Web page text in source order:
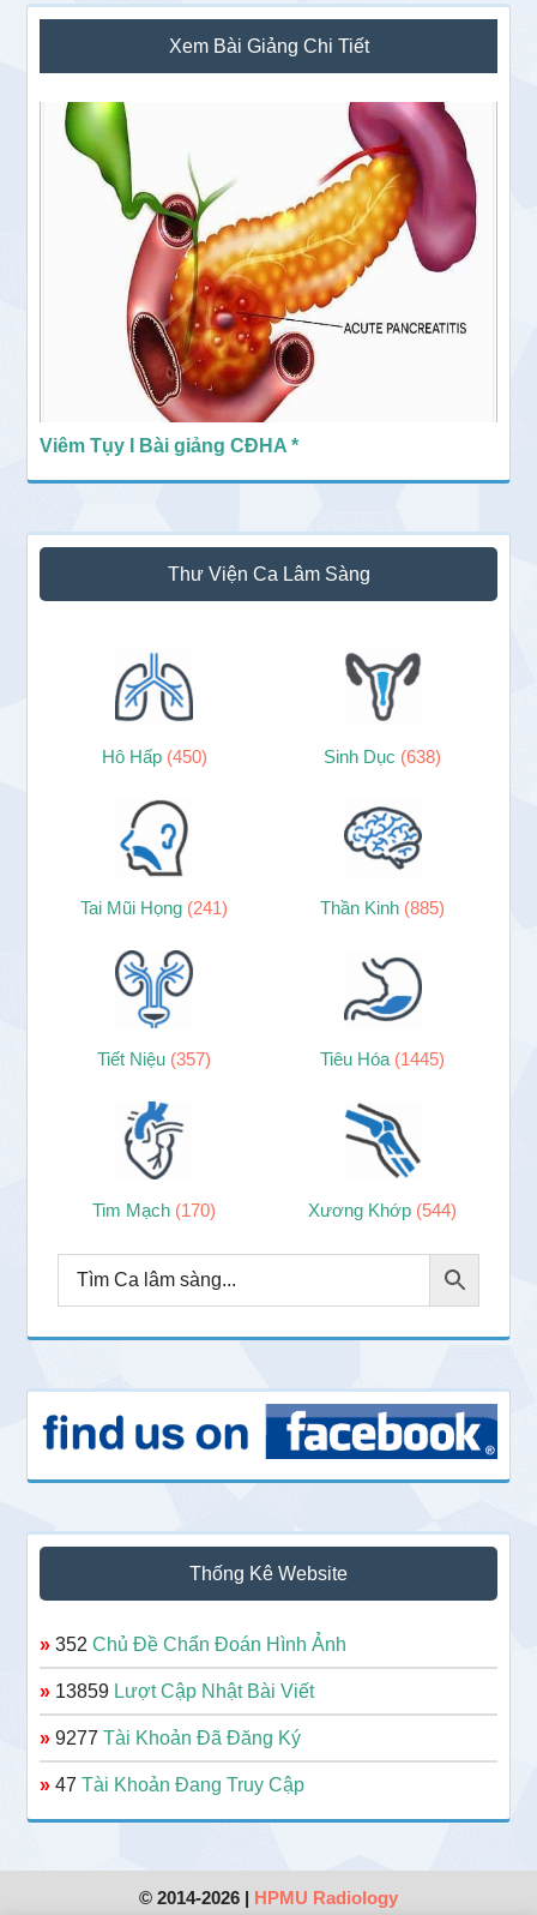
Sidebar
chính
Xem Bài Giảng Chi Tiết
Viêm Tụy I Bài giảng CĐHA *
Thư Viện Ca Lâm Sàng
Hô Hấp (450) Sinh Dục (638)
Tai Mũi Họng (241) Thần Kinh (885)
Tiết Niệu (357) Tiêu Hóa (1445)
Tim Mạch (170) Xương Khớp (544)
Thống Kê Website
» 352Chủ Đề Chẩn Đoán Hình Ảnh
» 13859 Lượt Cập Nhật Bài Viết
» 9277Tài Khoản Đã Đăng Ký
» 47Tài Khoản Đang Truy Cập
© 2014-2026 | HPMU Radiology